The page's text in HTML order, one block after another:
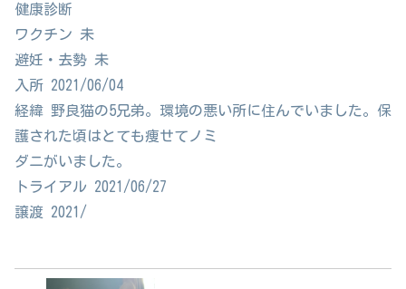
健康診断
ワクチン 未
避妊・去勢 未
入所 2021/06/04
経緯 野良猫の5兄弟。環境の悪い所に住んでいました。保
護された頃はとても痩せてノミ
ダニがいました。
トライアル 2021/06/27
譲渡 2021/